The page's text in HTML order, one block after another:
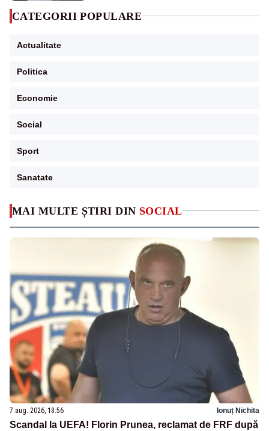
MAI MULTE ȘTIRI DIN SOCIAL
7 aug. 2026, 18:56 Ionuț Nichita
Scandal la UEFA! Florin Prunea, reclamat de FRF după
CATEGORII POPULARE
Actualitate
Politica
Economie
Social
Sport
Sanatate